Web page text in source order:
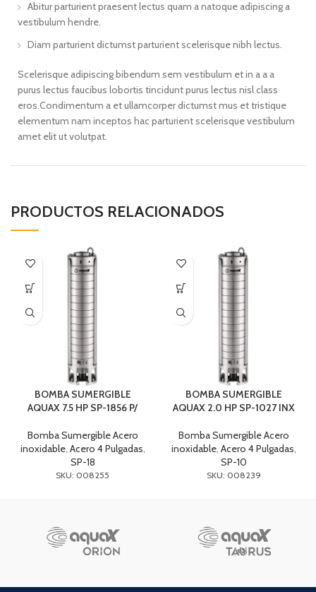
Abitur parturient praesent lectus quam a natoque adipiscing a
vestibulum hendre.
Diam parturient dictumst parturient scelerisque nibh lectus.
Scelerisque adipiscing bibendum sem vestibulum et in a a a
purus lectus faucibus lobortis tincidunt purus lectus nisl class
eros.Condimentum a et ullamcorper dictumst mus et tristique
elementum nam inceptos hac parturient scelerisque vestibulum
amet elit ut volutpat.
PRODUCTOS RELACIONADOS
BOMBA SUMERGIBLE
AQUAX 7.5 HP SP-1856 P/
Bomba Sumergible Acero
inoxidable, Acero 4 Pulgadas,
SP-18
SKU: 008255
BOMBA SUMERGIBLE
AQUAX 2.0 HP SP-1027 INX
Bomba Sumergible Acero
inoxidable, Acero 4 Pulgadas,
SP-10
SKU: 008239